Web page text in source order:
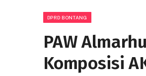
DPRD BONTANG
PAW
Komposisi